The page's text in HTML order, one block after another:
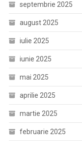
septembrie 2025
august 2025
iulie 2025
iunie 2025
mai 2025
aprilie 2025
martie 2025
februarie 2025